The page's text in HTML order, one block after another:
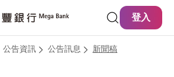
登入
公告資訊 公告訊息 新聞稿